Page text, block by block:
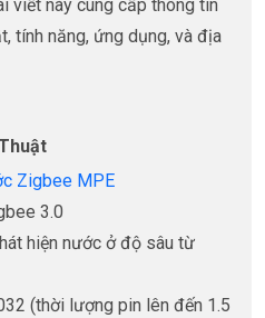
viết này cung cấp thông tin
tính năng, ứng dụng, và địa
Zigbee MPE
3.0
hiện nước ở độ sâu từ
(thời lượng pin lên đến 1.5